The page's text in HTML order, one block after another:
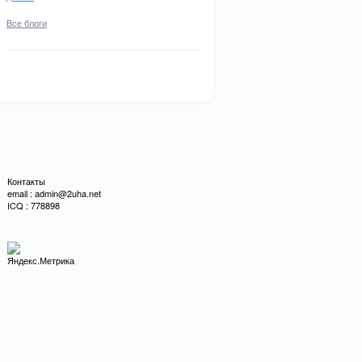
Все блоги
Контакты
email : admin@2uha.net
ICQ : 778898